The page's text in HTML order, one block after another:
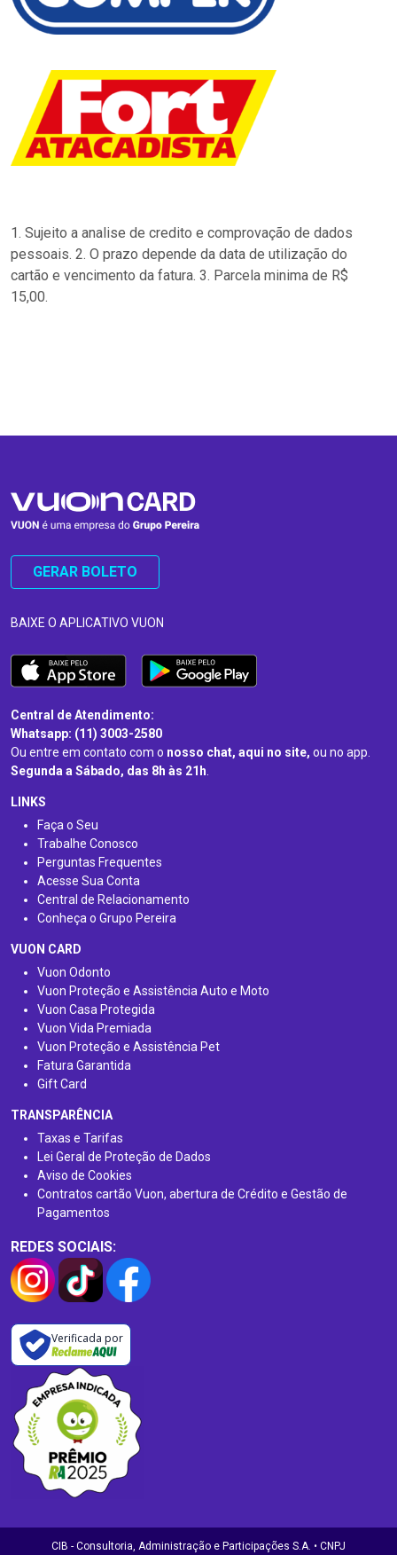
1. Sujeito a analise de credito e comprovação de dados
pessoais. 2. O prazo depende da data de utilização do
cartão e vencimento da fatura. 3. Parcela minima de R$
15,00.
GERAR BOLETO
BAIXE O APLICATIVO VUON
Central de Atendimento:
Whatsapp: (11) 3003-2580
Ou entre em contato com o nosso chat, aqui no site, ou no app.
Segunda a Sábado, das 8h às 21h.
LINKS
Faça o Seu
Trabalhe Conosco
Perguntas Frequentes
Acesse Sua Conta
Central de Relacionamento
Conheça o Grupo Pereira
VUON CARD
Vuon Odonto
Vuon Proteção e Assistência Auto e Moto
Vuon Casa Protegida
Vuon Vida Premiada
Vuon Proteção e Assistência Pet
Fatura Garantida
Gift Card
TRANSPARÊNCIA
Taxas e Tarifas
Lei Geral de Proteção de Dados
Aviso de Cookies
Contratos cartão Vuon, abertura de Crédito e Gestão de
Pagamentos
REDES SOCIAIS:
Verificada por
CIB - Consultoria, Administração e Participações S.A. • CNPJ